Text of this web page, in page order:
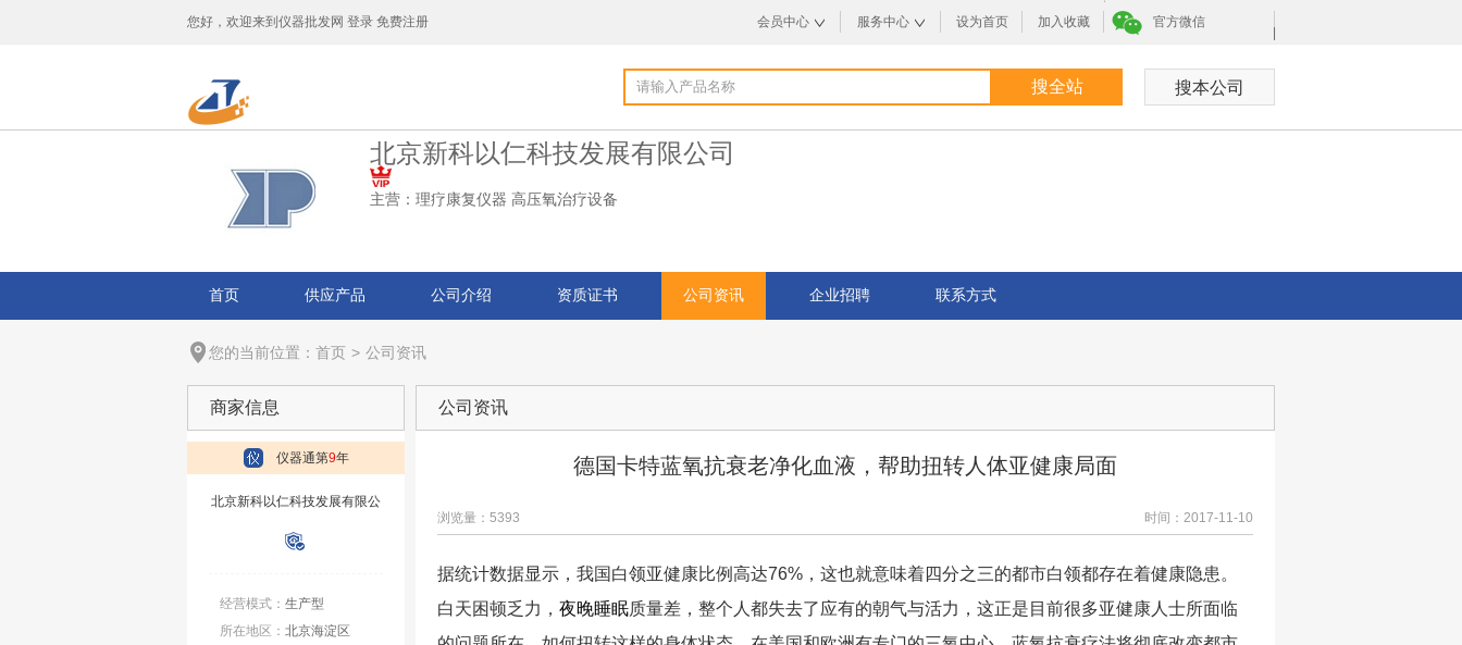
您好，欢迎来到 仪器批发网 登录 免费注册 会员中心 服务中心 设为首页 加入收藏 官方微信
北京新科以仁科技发展有限公司
主营： 理疗康复仪器 高压氧治疗设备
首页 供应产品 公司介绍 资质证书 公司资讯 企业招聘 联系方式
您的当前位置： 首页 > 公司资讯
商家信息
仪器通第9年
北京新科以仁科技发展有限公
司
经营模式： 生产型
所在地区： 北京海淀区
公司资讯
德国卡特蓝氧抗衰老净化血液，帮助扭转人体亚健康局面
浏览量：5393 时间：2017-11-10
据统计数据显示，我国白领亚健康比例高达76%，这也就意味着四分之三的都市白领都存在着健康隐患。
白天困顿乏力， 夜晚睡眠质量差，整个人都失去了应有的朝气与活力，这正是目前很多亚健康人士所面临